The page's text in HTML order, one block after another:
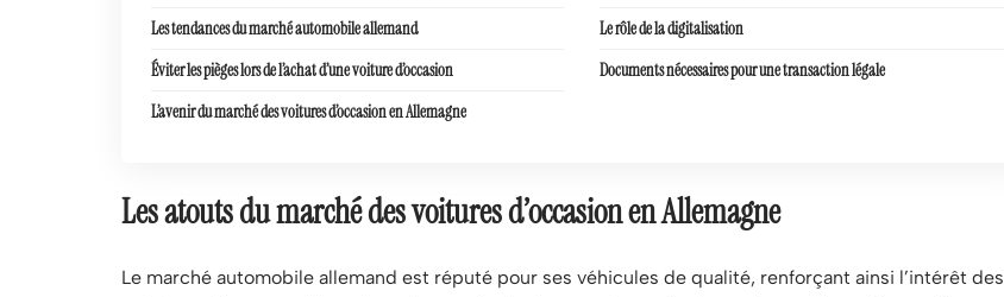
Les tendances du marché automobile allemand
Le rôle de la digitalisation
Éviter les pièges lors de l’achat d’une voiture d’occasion
Documents nécessaires pour une transaction légale
L’avenir du marché des voitures d’occasion en Allemagne
Les atouts du marché des voitures d’occasion en Allemagne
Le marché automobile allemand est réputé pour ses véhicules de qualité, renforçant ainsi l’intérêt des